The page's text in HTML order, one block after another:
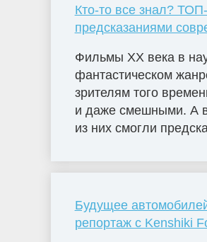
Кто-то все знал?
предсказаниями
Фильмы ХХ века в
фантастическом
зрителям того
и даже смешными. А
из них смогли
Будущее
репортаж с Kenshiki